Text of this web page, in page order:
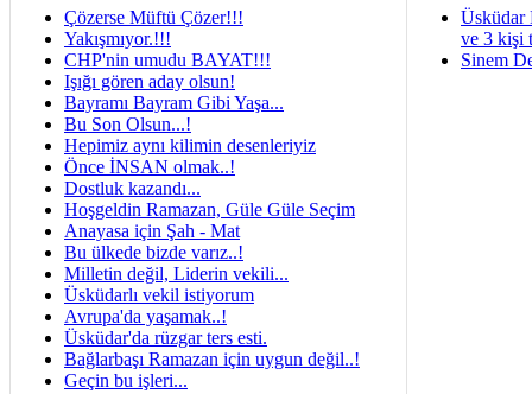
Çözerse Müftü Çözer!!!
Yakışmıyor.!!!
CHP'nin umudu BAYAT!!!
Işığı gören aday olsun!
Bayramı Bayram Gibi Yaşa...
Bu Son Olsun...!
Hepimiz aynı kilimin desenleriyiz
Önce İNSAN olmak..!
Dostluk kazandı...
Hoşgeldin Ramazan, Güle Güle Seçim
Anayasa için Şah - Mat
Bu ülkede bizde varız..!
Milletin değil, Liderin vekili...
Üsküdarlı vekil istiyorum
Avrupa'da yaşamak..!
Üsküdar'da rüzgar ters esti.
Bağlarbaşı Ramazan için uygun değil..!
Geçin bu işleri...
Üsküdar
ve 3 kişi
Sinem